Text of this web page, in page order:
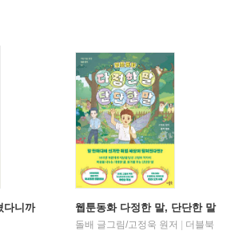
다니까
웹툰동화 다정한 말, 단단한 말
돌배 글그림/고정욱 원저
더블북